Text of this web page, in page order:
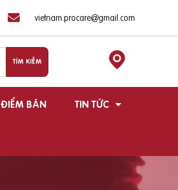
vietnam.procare@gmail.com
ĐIỂM BÁN TIN TỨC